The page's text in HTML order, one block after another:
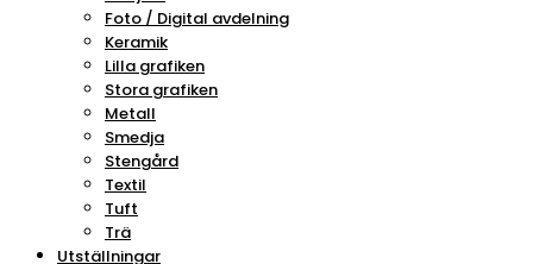
Foto / Digital avdelning
Keramik
Lilla grafiken
Stora grafiken
Metall
Smedja
Stengård
Textil
Tuft
Trä
Utställningar